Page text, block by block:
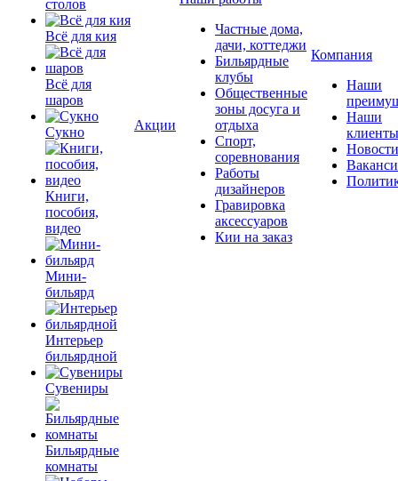
столов
Всё для кия
Всё для
шаров
Сукно
Книги,
пособия,
видео
Мини-
бильярд
Интерьер
бильярдной
Сувениры
Бильярдные
комнаты
Акции
Частные дома,
дачи, коттеджи
Бильярдные
клубы
Общественные
зоны досуга и
отдыха
Спорт,
соревнования
Работы
дизайнеров
Гравировка
аксессуаров
Кии на заказ
Компания
Наши
Наши
клиенты
Новости